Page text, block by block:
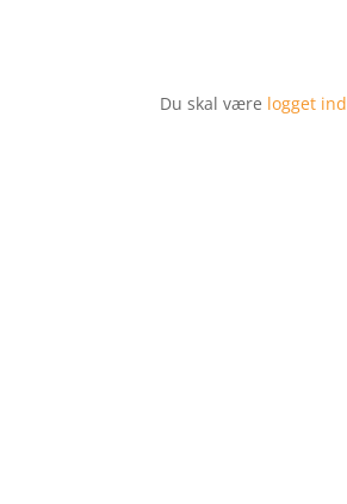
Du skal være logget ind